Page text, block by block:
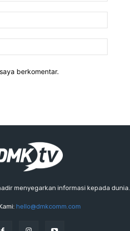
berkomentar.
hadir menyegarkan informasi kepada dunia.
hello@dmkcomm.com